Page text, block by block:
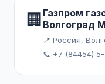
🏢 Газпром
Волгоград
📍 Россия,
📞 +7 (84454)